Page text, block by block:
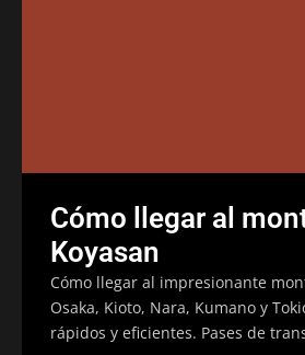
Cómo llegar al
Koyasan
Cómo llegar al impresionante
Osaka, Kioto, Nara, Kumano y
rápidos y eficientes. Pases de